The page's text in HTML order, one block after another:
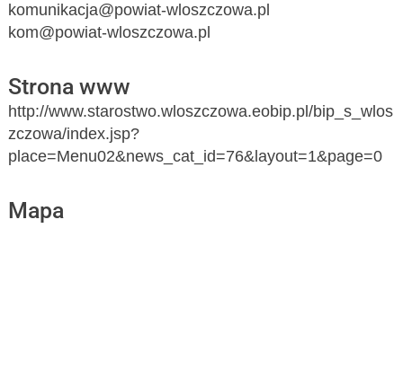
komunikacja@powiat-wloszczowa.pl
kom@powiat-wloszczowa.pl
Strona www
http://www.starostwo.wloszczowa.eobip.pl/bip_s_wlos
zczowa/index.jsp?
place=Menu02&news_cat_id=76&layout=1&page=0
Mapa